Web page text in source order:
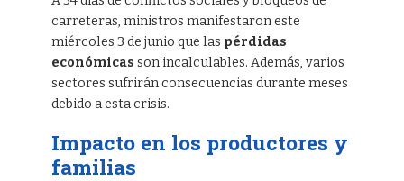
carreteras, ministros manifestaron este
miércoles 3 de junio que las pérdidas
económicas son incalculables. Además, varios
sectores sufrirán consecuencias durante meses
debido a esta crisis.
Impacto en los productores y
familias